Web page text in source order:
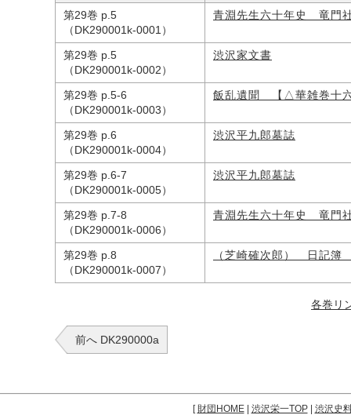
第29巻 p.5
（DK290001k-0001）
青淵先生六十年史 竜門
第29巻 p.5
（DK290001k-0002）
渋沢家文書
第29巻 p.5-6
（DK290001k-0003）
飯乱遺聞 【△華雑巻十
第29巻 p.6
（DK290001k-0004）
渋沢平九郎墓誌
第29巻 p.6-7
（DK290001k-0005）
渋沢平九郎墓誌
第29巻 p.7-8
（DK290001k-0006）
青淵先生六十年史 竜門
第29巻 p.8
（DK290001k-0007）
（芝崎確次郎） 日記簿
各巻リ
前へ DK290000a
[財団HOME| 渋沢栄一TOP| 渋沢史